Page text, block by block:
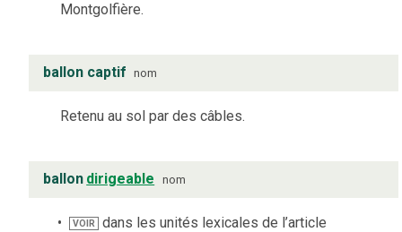
Montgolfière.
ballon captif nom
Retenu au sol par des câbles.
ballon dirigeable nom
VOIR
dans les unités lexicales de l’article